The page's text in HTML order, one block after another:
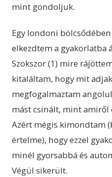
mint gondoljuk.
Egy londoni
elkezdtem a gyakorlatba
Szokszor (1) mire
kitaláltam, hogy mit
megfogalmaztam
mást csinált, mint amiről
Azért mégis kimondtam
értelme), hogy ezzel
minél gyorsabbá és
Végül sikerült.